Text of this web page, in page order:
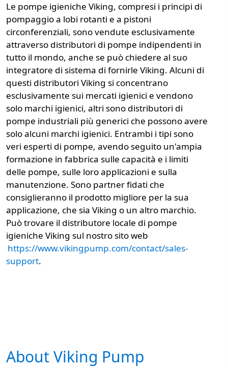
Le pompe igieniche Viking, compresi i principi di
pompaggio a lobi rotanti e a pistoni
circonferenziali, sono vendute esclusivamente
attraverso distributori di pompe indipendenti in
tutto il mondo, anche se può chiedere al suo
integratore di sistema di fornirle Viking. Alcuni di
questi distributori Viking si concentrano
esclusivamente sui mercati igienici e vendono
solo marchi igienici, altri sono distributori di
pompe industriali più generici che possono avere
solo alcuni marchi igienici. Entrambi i tipi sono
veri esperti di pompe, avendo seguito un'ampia
formazione in fabbrica sulle capacità e i limiti
delle pompe, sulle loro applicazioni e sulla
manutenzione. Sono partner fidati che
consiglieranno il prodotto migliore per la sua
applicazione, che sia Viking o un altro marchio.
Può trovare il distributore locale di pompe
igieniche Viking sul nostro sito web
https://www.vikingpump.com/contact/sales-
support.
About Viking Pump